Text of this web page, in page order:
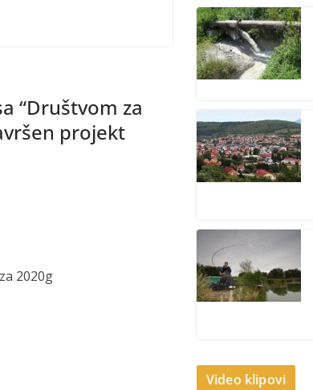
“Društvom za
projekt
2020g
Video klipovi